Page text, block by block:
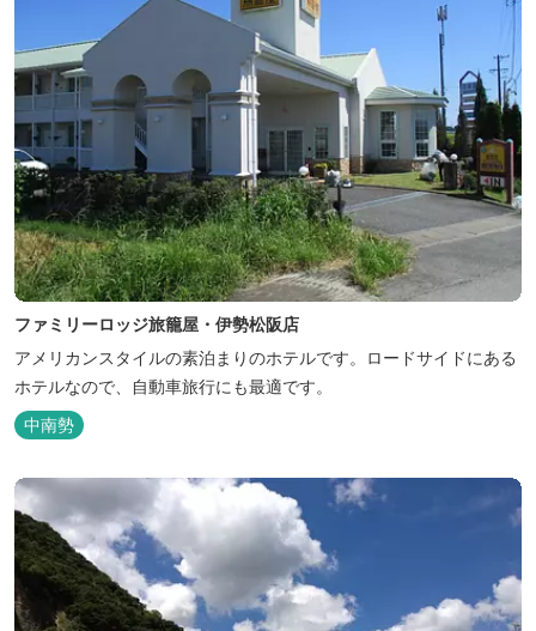
ファミリーロッジ旅籠屋・伊勢松阪店
アメリカンスタイルの素泊まりのホテルです。ロードサイドにある
ホテルなので、自動車旅行にも最適です。
中南勢